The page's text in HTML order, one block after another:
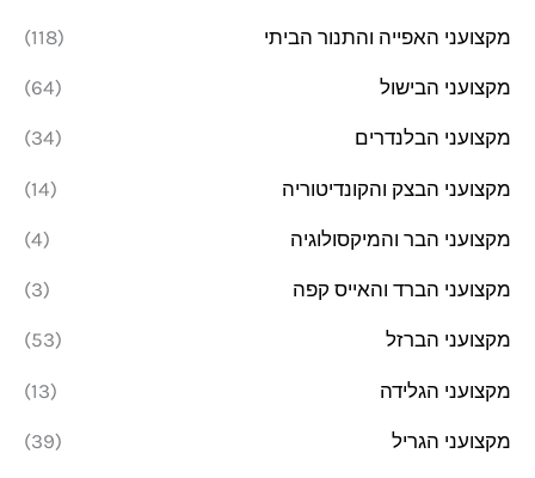
מקצועני האפייה והתנור הביתי (118)
מקצועני הבישול (64)
מקצועני הבלנדרים (34)
מקצועני הבצק והקונדיטוריה (14)
מקצועני הבר והמיקסולוגיה (4)
מקצועני הברד והאייס קפה (3)
מקצועני הברזל (53)
מקצועני הגלידה (13)
מקצועני הגריל (39)